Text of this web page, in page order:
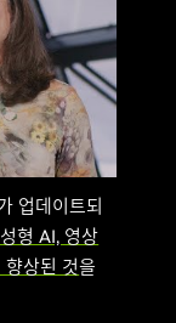
업데이트되
형 AI, 영상
향상된 것을